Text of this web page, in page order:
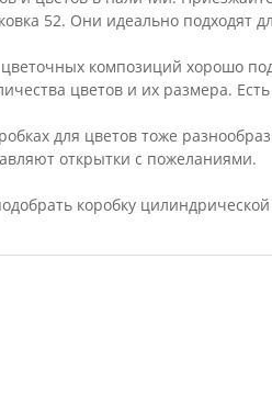
52. Они идеально подходят
композиций хорошо
цветов и их размера.
для цветов тоже
открытки с пожеланиями.
коробку